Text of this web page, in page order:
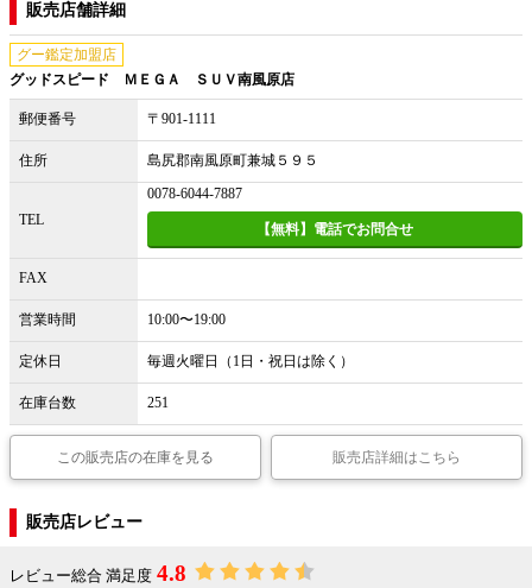
販売店舗詳細
グー鑑定加盟店
グッドスピード ＭＥＧＡ ＳＵＶ南風原店
郵便番号 〒901-1111
住所 島尻郡南風原町兼城５９５
TEL
0078-6044-7887
【無料】電話でお問合せ
FAX
営業時間 10:00〜19:00
定休日 毎週火曜日（1日・祝日は除く）
在庫台数 251
この販売店の在庫を見る 販売店詳細はこちら
販売店レビュー
レビュー総合 満足度 4.8